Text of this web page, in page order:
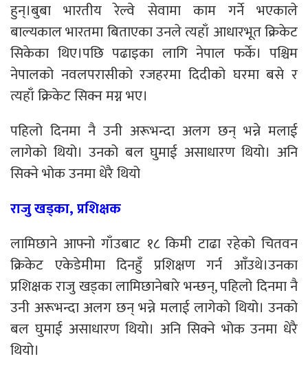
हुन्।बुबा भारतीय रेल्वे सेवामा काम गर्ने भएकाले
बाल्यकाल भारतमा ब‌िताएका उनले त्यहाँ आधारभूत क्रिकेट
सिकेका थिए।पछि पढाइका लागि नेपाल फर्के। पश्चिम
नेपालको नवलपरासीको रजहरमा दिदीको घरमा बसे र
त्यहाँ क्रिकेट सिक्न मग्न भए।
पहिलो दिनमा नै उनी अरूभन्दा अलग छन् भन्ने मलाई
लागेको थियो। उनको बल घुमाई असाधारण थियो। अनि
सिक्ने भोक उनमा धेरै थियो
राजु खड्का, प्रशिक्षक
लामिछाने आफ्नो गाँउबाट १८ किमी टाढा रहेको चितवन
क्रिकेट एकेडेमीमा दिनहुँ प्रशिक्षण गर्न आँउथे।उनका
प्रशिक्षक राजु खड्का लामिछानेबारे भन्छन्, पहिलो दिनमा नै
उनी अरूभन्दा अलग छन् भन्ने मलाई लागेको थियो। उनको
बल घुमाई असाधारण थियो। अनि सिक्ने भोक उनमा धेरै
थियो।